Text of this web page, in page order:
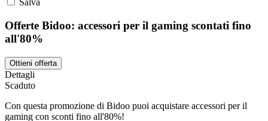
Salva
Offerte Bidoo: accessori per il gaming scontati fino
all'80%
Ottieni offerta
Dettagli
Scaduto
Con questa promozione di Bidoo puoi acquistare accessori per il
gaming con sconti fino all'80%!